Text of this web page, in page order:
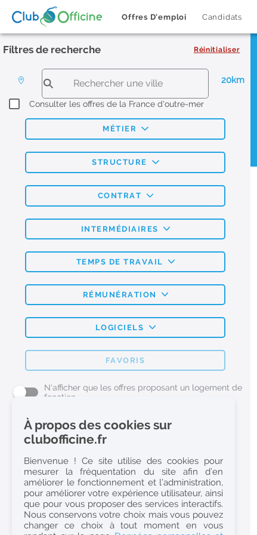
Offres D'emploi Candidats
Filtres de recherche Réinitialiser
20km
Consulter les offres de la France d'outre-mer
MÉTIER
STRUCTURE
CONTRAT
INTERMÉDIAIRES
TEMPS DE TRAVAIL
RÉMUNÉRATION
LOGICIELS
FAVORIS
N'afficher que les offres proposant un logement de
fonction
L'emploi Pharmacie par métier
Pharmacien (H/F)
Préparateur en Pharmacie (H/F)
Etudiant en Pharmacie (H/F)
Etudiant en Pharmacie 6e année validée (H/F)
Conseiller Dermo Cosmetique - Esthéticienne (H/F)
À propos des cookies sur
clubofficine.fr
Bienvenue ! Ce site utilise des cookies pour
mesurer la fréquentation du site afin d’en
améliorer le fonctionnement et l’administration,
pour améliorer votre expérience utilisateur, ainsi
que pour vous proposer des services interactifs.
Nous conservons votre choix mais vous pouvez
changer ce choix à tout moment en vous